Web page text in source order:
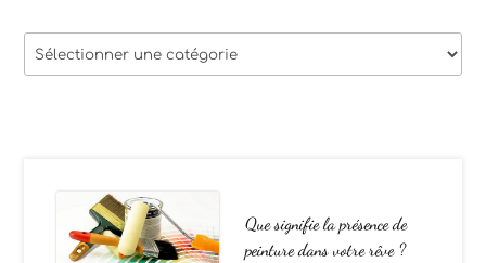
Que signifie la présence de
peinture dans votre rêve ?
Thèmes
des